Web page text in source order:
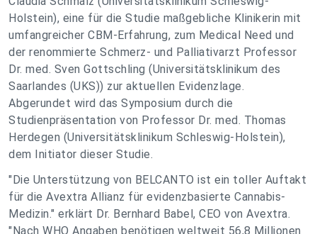
Holstein), eine für die Studie maßgebliche Klinikerin mit
umfangreicher CBM-Erfahrung, zum Medical Need und
der renommierte Schmerz- und Palliativarzt Professor
Dr. med. Sven Gottschling (Universitätsklinikum des
Saarlandes (UKS)) zur aktuellen Evidenzlage.
Abgerundet wird das Symposium durch die
Studienpräsentation von Professor Dr. med. Thomas
Herdegen (Universitätsklinikum Schleswig-Holstein),
dem Initiator dieser Studie.
"Die Unterstützung von BELCANTO ist ein toller Auftakt
für die Avextra Allianz für evidenzbasierte Cannabis-
Medizin." erklärt Dr. Bernhard Babel, CEO von Avextra.
"Nach WHO Angaben benötigen weltweit 56,8 Millionen